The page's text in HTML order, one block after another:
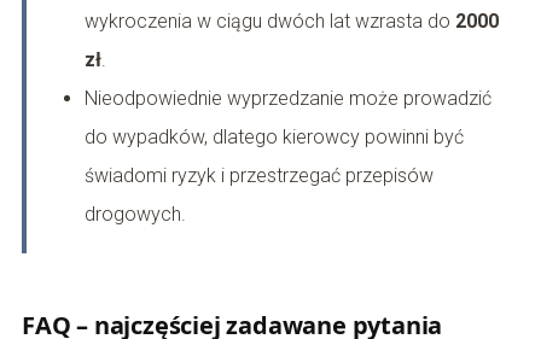
wykroczenia w ciągu dwóch lat wzrasta do 2000
zł.
Nieodpowiednie wyprzedzanie może prowadzić
do wypadków, dlatego kierowcy powinni być
świadomi ryzyk i przestrzegać przepisów
drogowych.
FAQ – najczęściej zadawane pytania